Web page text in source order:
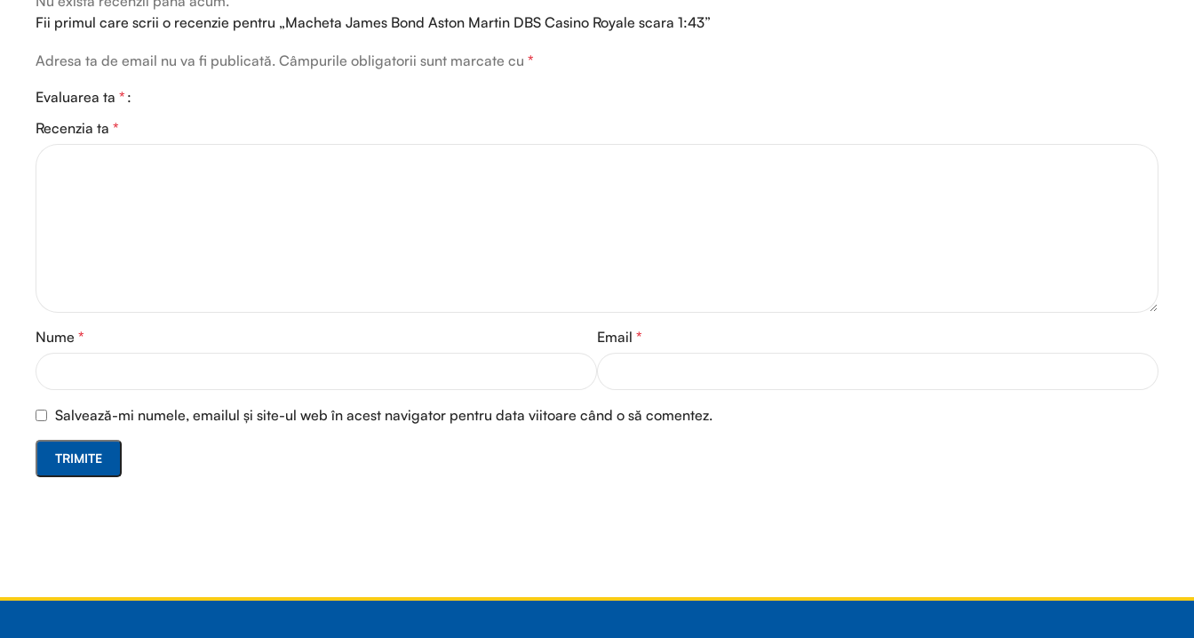
Fii primul care scrii o recenzie pentru „Macheta James Bond Aston Martin DBS Casino Royale scara 1:43”
Adresa ta de email nu va fi publicată. Câmpurile obligatorii sunt marcate cu *
Evaluarea ta *
Recenzia ta *
Nume * Email *
Salvează-mi numele, emailul și site-ul web în acest navigator pentru data viitoare când o să comentez.